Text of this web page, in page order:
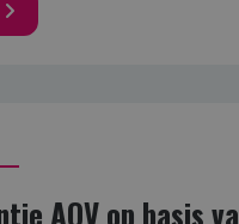
AOV op basis